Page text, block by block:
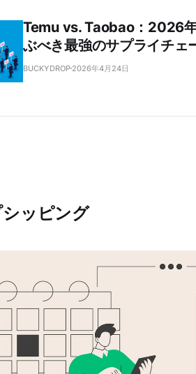
Temu vs. Taobao：2026
ぶべき最強のサプライチェ
BUCKYDROP 2026年4月24日
シッピング